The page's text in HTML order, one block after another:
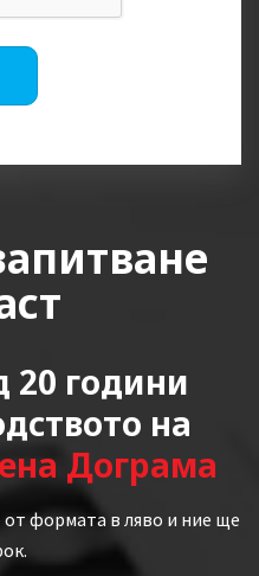
години
на
Дограма
формата в ляво и ние ще